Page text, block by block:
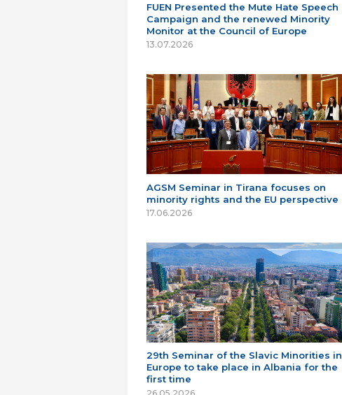
FUEN Presented the Mute Hate Speech
Campaign and the renewed Minority
Monitor at the Council of Europe
13.07.2026
AGSM Seminar in Tirana focuses on
minority rights and the EU perspective
17.06.2026
29th Seminar of the Slavic Minorities in
Europe to take place in Albania for the
first time